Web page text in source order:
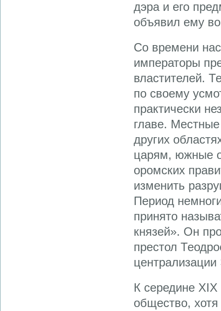
дэра и его
объявил ему
Со времени
императоры
властителей.
по своему
практически
главе.
других
царям, южные
оромских
изменить
Период
принято
князей». Он
престол
централизации
К середине
общество,